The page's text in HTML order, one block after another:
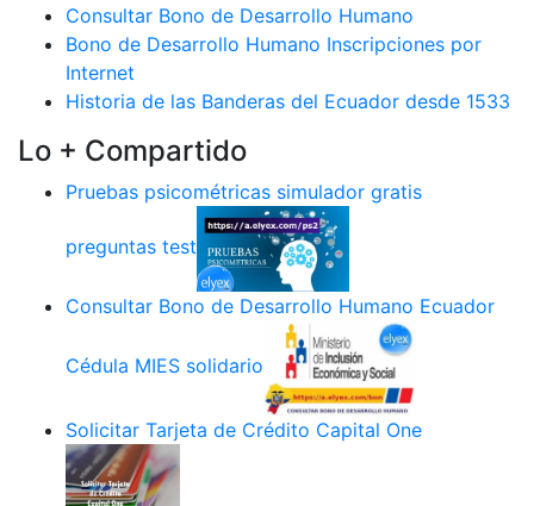
Consultar Bono de Desarrollo Humano
Bono de Desarrollo Humano Inscripciones por
Internet
Historia de las Banderas del Ecuador desde 1533
Lo + Compartido
Pruebas psicométricas simulador gratis
preguntas test
Consultar Bono de Desarrollo Humano Ecuador
Cédula MIES solidario
Solicitar Tarjeta de Crédito Capital One